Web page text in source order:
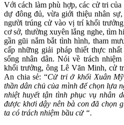
Với cách làm phù hợp, các cử tri
dự đông đủ, vừa giới thiệu nhân
người trúng cử vào vị trí khối
cơ sở, thường xuyên lắng nghe, tìm
gần gũi nắm bắt tình hình, tham
cấp những giải pháp thiết thực
sống nhân dân. Nói về trách
khối trưởng, ông Lê Văn Minh, cử
An chia sẻ: “Cử tri ở khối Xuân
thần dân chủ của mình để chọn lựa
nhiệt huyết tận tình phục vụ nhân
được khơi dậy nên bà con đã chọn
ta có trách nhiệm bầu cử “.